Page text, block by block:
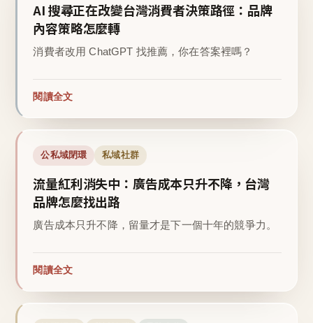
AI 搜尋正在改變台灣消費者決策路徑：品牌
內容策略怎麼轉
消費者改用 ChatGPT 找推薦，你在答案裡嗎？
閱讀全文
公私域閉環 私域社群
流量紅利消失中：廣告成本只升不降，台灣
品牌怎麼找出路
廣告成本只升不降，留量才是下一個十年的競爭力。
閱讀全文